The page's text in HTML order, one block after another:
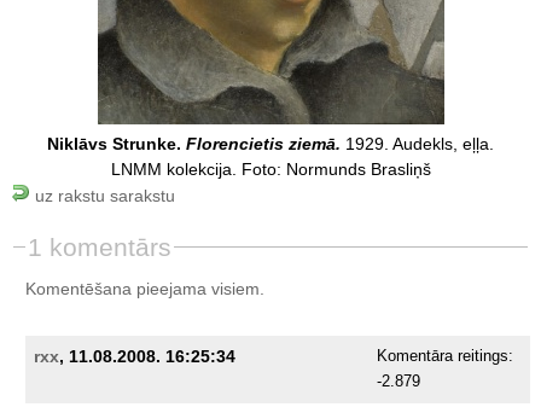
Niklāvs Strunke. Florencietis ziemā. 1929. Audekls, eļļa.
LNMM kolekcija. Foto: Normunds Brasliņš
uz rakstu sarakstu
1 komentārs
Komentēšana pieejama visiem.
rxx, 11.08.2008. 16:25:34
Komentāra reitings:
-2.879